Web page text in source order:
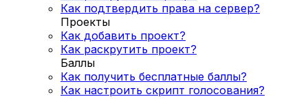
Как подтвердить права на сервер?
Проекты
Как добавить проект?
Как раскрутить проект?
Баллы
Как получить бесплатные баллы?
Как настроить скрипт голосования?